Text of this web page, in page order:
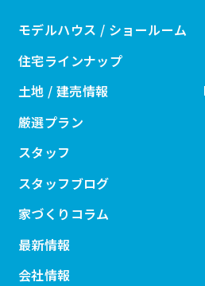
モデルハウス / ショールーム
住宅ラインナップ
土地 / 建売情報
厳選プラン
スタッフ
スタッフブログ
家づくりコラム
最新情報
会社情報